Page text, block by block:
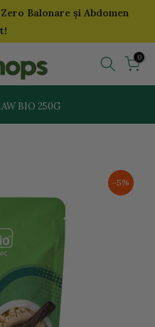
Balonare și Abdomen
0
BIO 250G
-5%